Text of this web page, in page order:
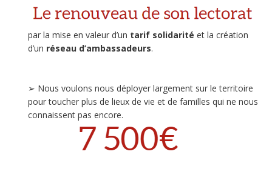
par la mise en valeur d’un tarif solidarité et la création
d’un réseau d’ambassadeurs.
➢ Nous voulons nous déployer largement sur le territoire
pour toucher plus de lieux de vie et de familles qui ne nous
connaissent pas encore.